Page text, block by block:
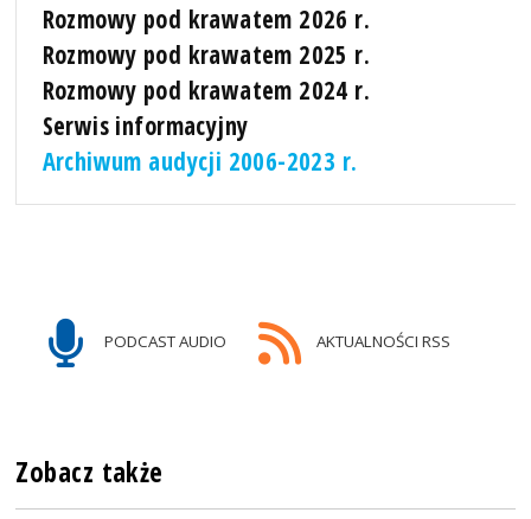
Rozmowy pod krawatem 2026 r.
Rozmowy pod krawatem 2025 r.
Rozmowy pod krawatem 2024 r.
Serwis informacyjny
Archiwum audycji 2006-2023 r.
PODCAST AUDIO AKTUALNOŚCI RSS
Zobacz także